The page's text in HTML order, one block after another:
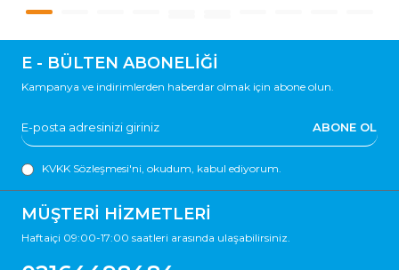
MÜŞTERİ HİZMETLERİ
Haftaiçi 09:00-17:00 saatleri arasında ulaşabilirsiniz.
E - BÜLTEN ABONELİĞİ
Kampanya ve indirimlerden haberdar olmak için abone olun.
ABONE OL
KVKK Sözleşmesi'ni , okudum, kabul ediyorum.